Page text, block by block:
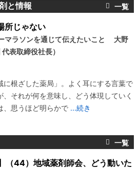
と情報
所じゃない
マラソンを通じて伝えたいこと 大野
表取締役社長）
に根ざした薬局」。よく耳にする言葉で
、それが何を意味し、どう体現していく
、思うほど明らかで ...続き
（44）地域薬剤師会、どう動いた